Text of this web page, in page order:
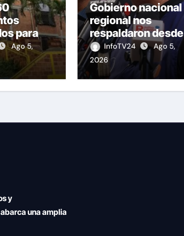
para
Ana
La Guaira
Ago 5,
Gobierno nacional
regional nos
respaldaron
primer momento
tras terremotos
24J
InfoTV24
Ago 5,
2026
y
una amplia